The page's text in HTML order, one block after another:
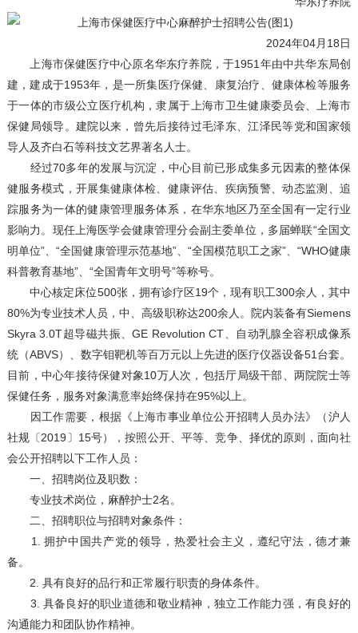
2024年04月18日
上海市保健医疗中心原名华东疗养院，于1951年由中共华东局创
建，建成于1953年，是一所集医疗保健、康复治疗、健康体检等服务
于一体的市级公立医疗机构，隶属于上海市卫生健康委员会、上海市
保健局领导。建院以来，曾先后接待过毛泽东、江泽民等党和国家领
导人及齐白石等科技文艺界著名人士。
经过70多年的发展与沉淀，中心目前已形成集多元因素的整体保
健服务模式，开展集健康体检、健康评估、疾病预警、动态监测、追
踪服务为一体的健康管理服务体系，在华东地区乃至全国有一定行业
影响力。现任上海医学会健康管理分会副主委单位，多届蝉联“全国文
明单位”、“全国健康管理示范基地”、“全国模范职工之家”、“WHO健康
科普教育基地”、“全国青年文明号”等称号。
中心核定床位500张，拥有诊疗区19个，现有职工300余人，其中
80%为专业技术人员，中、高级职称达200余人。院内装备有Siemens
Skyra 3.0T超导磁共振、GE Revolution CT、自动乳腺全容积成像系
统（ABVS）、数字钼靶机等百万元以上先进的医疗仪器设备51台套。
目前，中心年接待保健对象10万人次，包括厅局级干部、两院院士等
保健任务，服务对象满意率始终保持在95%以上。
因工作需要，根据《上海市事业单位公开招聘人员办法》（沪人
社规〔2019〕15号），按照公开、平等、竞争、择优的原则，面向社
会公开招聘以下工作人员：
一、招聘岗位及职数：
专业技术岗位，麻醉护士2名。
二、招聘职位与招聘对象条件：
1. 拥护中国共产党的领导，热爱社会主义，遵纪守法，德才兼
备。
2. 具有良好的品行和正常履行职责的身体条件。
3. 具备良好的职业道德和敬业精神，独立工作能力强，有良好的
沟通能力和团队协作精神。